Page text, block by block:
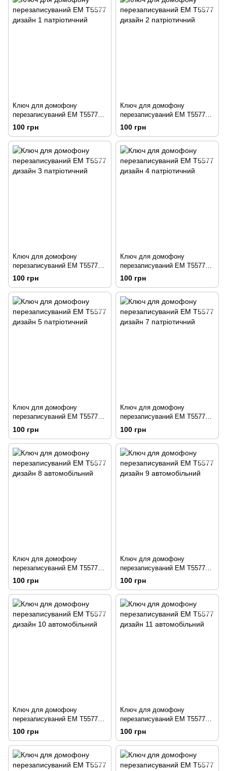
Ключ для домофону
перезаписуваний ЕМ Т5577
дизайн 1 патріотичний
100 грн
Ключ для домофону
перезаписуваний ЕМ Т5577
дизайн 2 патріотичний
100 грн
Ключ для домофону
перезаписуваний ЕМ Т5577
дизайн 3 патріотичний
100 грн
Ключ для домофону
перезаписуваний ЕМ Т5577
дизайн 4 патріотичний
100 грн
Ключ для домофону
перезаписуваний ЕМ Т5577
дизайн 5 патріотичний
100 грн
Ключ для домофону
перезаписуваний ЕМ Т5577
дизайн 7 патріотичний
100 грн
Ключ для домофону
перезаписуваний ЕМ Т5577
дизайн 8 автомобільний
100 грн
Ключ для домофону
перезаписуваний ЕМ Т5577
дизайн 9 автомобільний
100 грн
Ключ для домофону
перезаписуваний ЕМ Т5577
дизайн 10 автомобільний
100 грн
Ключ для домофону
перезаписуваний ЕМ Т5577
дизайн 11 автомобільний
100 грн